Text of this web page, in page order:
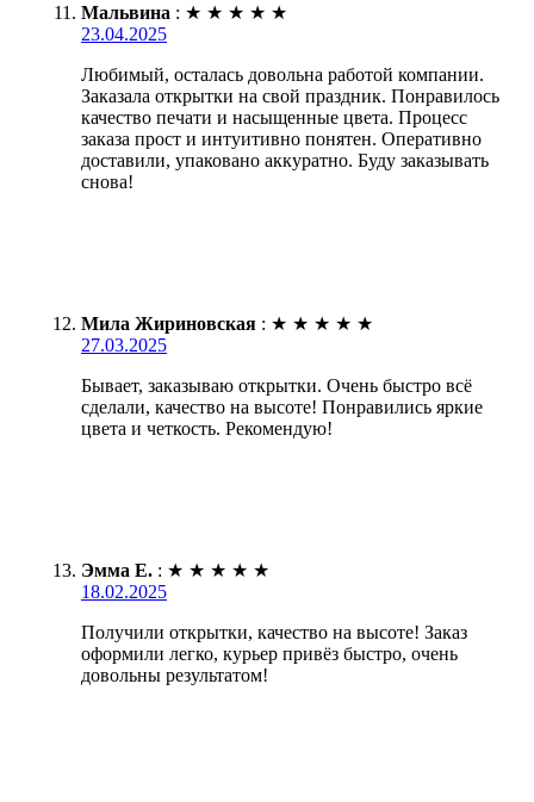
Мальвина : ★ ★ ★ ★ ★
23.04.2025
Любимый, осталась довольна работой компании.
Заказала открытки на свой праздник. Понравилось
качество печати и насыщенные цвета. Процесс
заказа прост и интуитивно понятен. Оперативно
доставили, упаковано аккуратно. Буду заказывать
снова!
Мила Жириновская : ★ ★ ★ ★ ★
27.03.2025
Бывает, заказываю открытки. Очень быстро всё
сделали, качество на высоте! Понравились яркие
цвета и четкость. Рекомендую!
Эмма Е. : ★ ★ ★ ★ ★
18.02.2025
Получили открытки, качество на высоте! Заказ
оформили легко, курьер привёз быстро, очень
довольны результатом!